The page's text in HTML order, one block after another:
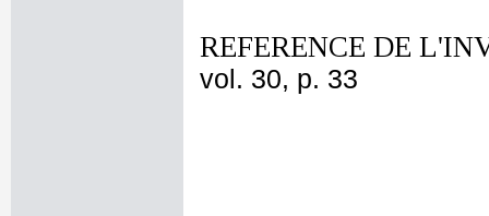
REFERENCE DE
vol. 30, p. 33